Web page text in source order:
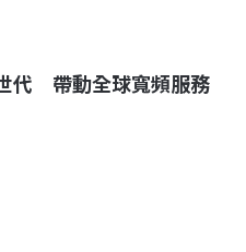
代 帶動全球寬頻服務